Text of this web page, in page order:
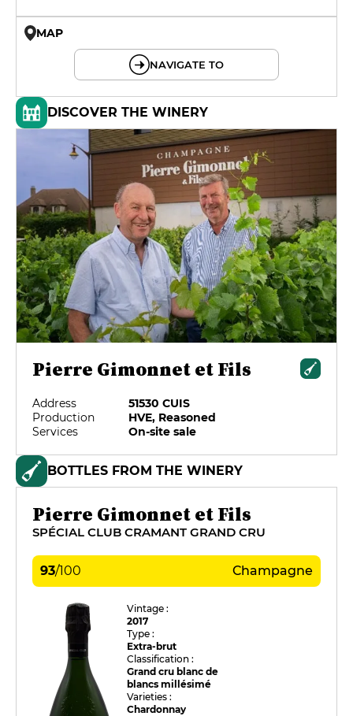
MAP
NAVIGATE TO
DISCOVER THE WINERY
Pierre Gimonnet et Fils
Address
51530 CUIS
Production
HVE, Reasoned
Services
On-site sale
BOTTLES FROM THE WINERY
Pierre Gimonnet et Fils
SPÉCIAL CLUB CRAMANT GRAND CRU
93/100 Champagne
Vintage :
2017
Type :
Extra-brut
Classification :
Grand cru blanc de
blancs millésimé
Varieties :
Chardonnay